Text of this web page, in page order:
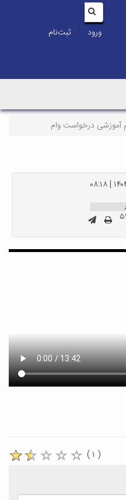
ورود | ثبت‌نام
آموزشی درخواست وام
( ۱ )